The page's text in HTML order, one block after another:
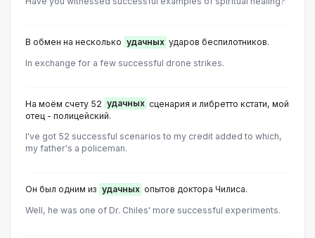
В обмен на несколько удачных ударов беспилотников.
In exchange for a few successful drone strikes.
На моём счету 52 удачных сценария и либретто кстати, мой
отец - полицейский.
I've got 52 successful scenarios to my credit added to which,
my father's a policeman.
Он был одним из удачных опытов доктора Чилиса.
Well, he was one of Dr. Chiles' more successful experiments.